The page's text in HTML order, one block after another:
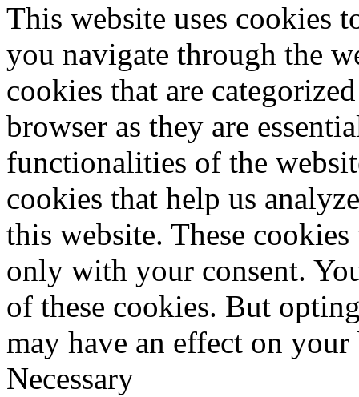
This website uses cookies
you navigate through the
cookies that are
browser as they are
functionalities of the
cookies that help us
this website. These
only with your consent.
of these cookies. But
may have an effect on
Necessary